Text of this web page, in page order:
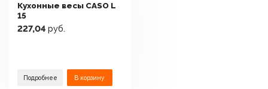
Кухонные весы CASO L
15
227,04 руб.
Подробнее В корзину